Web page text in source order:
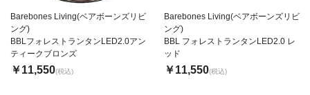
Barebones Living(ベアボーンズリビ
ング)
BBLフォレストランタンLED2.0アン
ティークブロンズ
￥11,550(税込)
Barebones Living(ベアボーンズリビ
ング)
BBL フォレストランタンLED2.0 レ
ッド
￥11,550(税込)